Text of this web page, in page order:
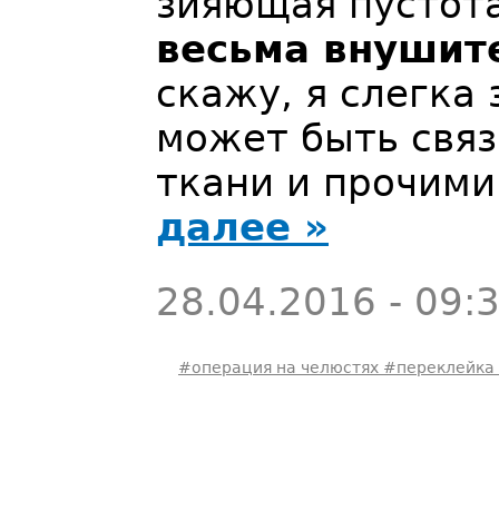
весьма
скажу, я слегка
может быть
ткани и
далее »
28.04.2016 -
#операция на челюстях